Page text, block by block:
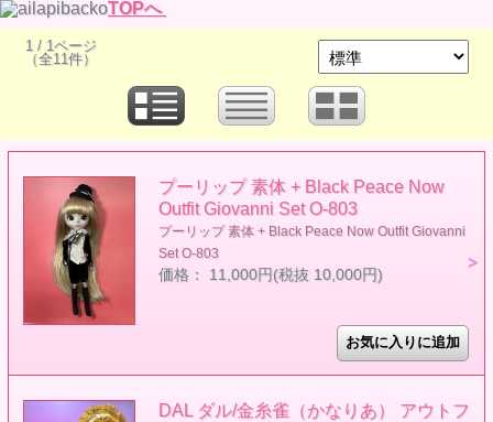
TOPへ
1 / 1ページ
（全11件）
プーリップ 素体 + Black Peace Now
Outfit Giovanni Set O-803
プーリップ 素体 + Black Peace Now Outfit Giovanni
Set O-803
価格： 11,000円(税抜 10,000円)
DAL ダル/金糸雀（かなりあ） アウトフ